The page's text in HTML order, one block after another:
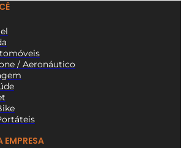
/ Aeronáutico
EMPRESA